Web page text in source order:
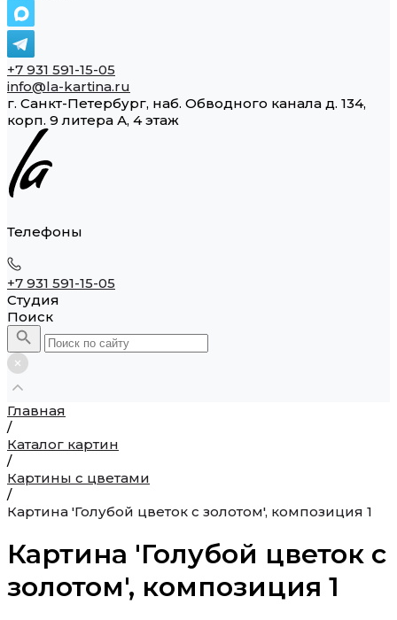
+7 931 591-15-05
info@la-kartina.ru
г. Санкт-Петербург, наб. Обводного канала д. 134,
корп. 9 литера А, 4 этаж
Телефоны
+7 931 591-15-05
Студия
Поиск
Главная
/
Каталог картин
/
Картины с цветами
/
Картина 'Голубой цветок с золотом', композиция 1
Картина 'Голубой цветок с
золотом', композиция 1